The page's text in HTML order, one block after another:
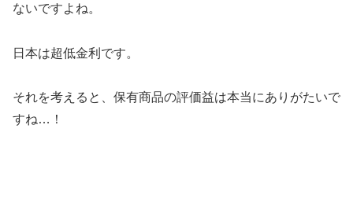
ないですよね。
日本は超低金利です。
それを考えると、保有商品の評価益は本当にありがたいで
すね…！